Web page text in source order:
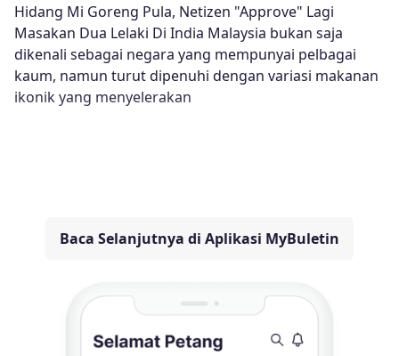
Hidang Mi Goreng Pula, Netizen "Approve" Lagi
Masakan Dua Lelaki Di India Malaysia bukan saja
dikenali sebagai negara yang mempunyai pelbagai
kaum, namun turut dipenuhi dengan variasi makanan
ikonik yang menyelerakan
Baca Selanjutnya di Aplikasi MyBuletin